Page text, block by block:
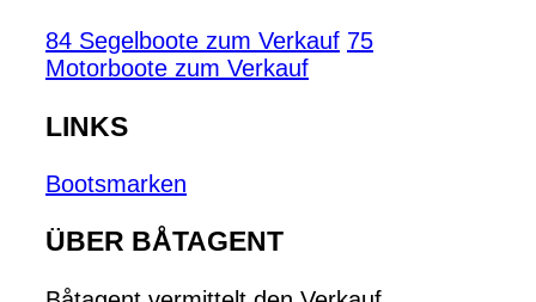
84 Segelboote zum Verkauf 75
Motorboote zum Verkauf
LINKS
Bootsmarken
ÜBER BÅTAGENT